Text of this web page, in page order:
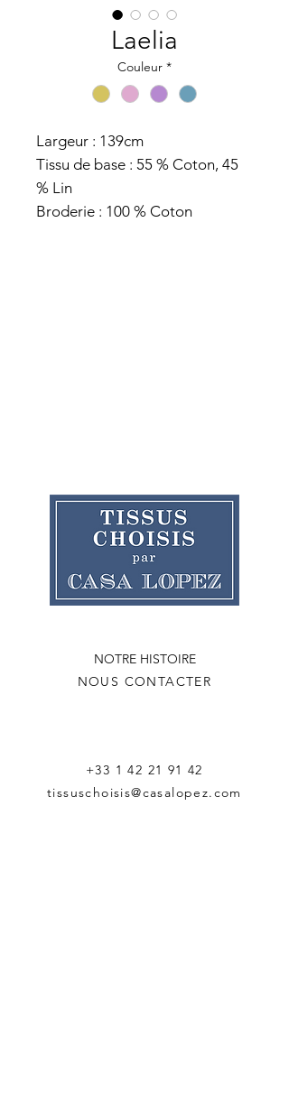
Laelia
Couleur *
Largeur : 139cm
Tissu de base : 55 % Coton, 45
% Lin
Broderie : 100 % Coton
NOTRE HISTOIRE
NOUS CONTACTER
+33 1 42 21 91 42
tissuschoisis@casalopez.com